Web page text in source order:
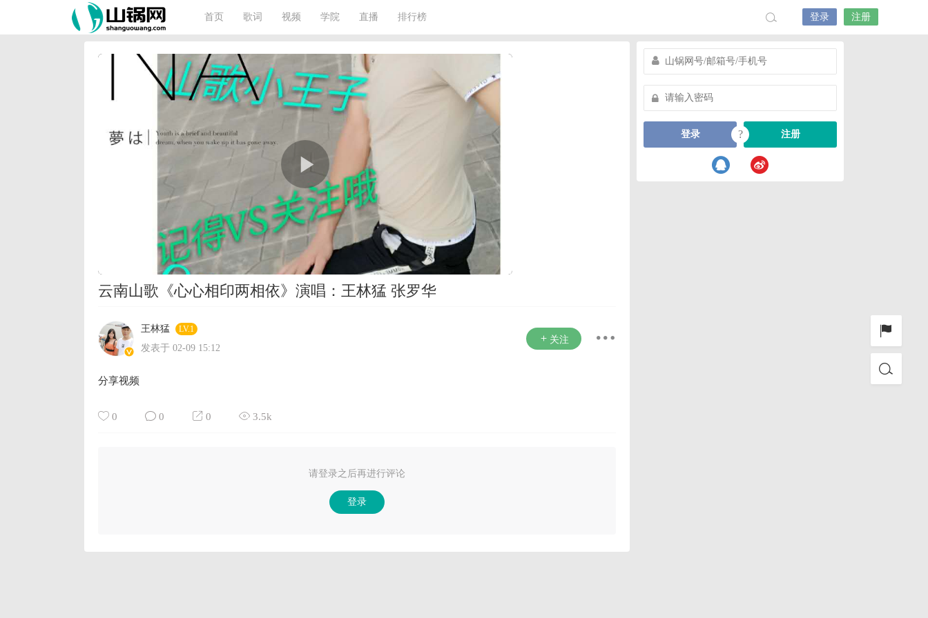
首页 歌词 视频 学院 直播 排行榜 登录 注册
云南山歌《心心相印两相依》演唱：王林猛 张罗华
王林猛 LV.1
发表于 02-09 15:12
关注
分享视频
0 0 0 3.5k
请登录之后再进行评论
登录
登录 ? 注册